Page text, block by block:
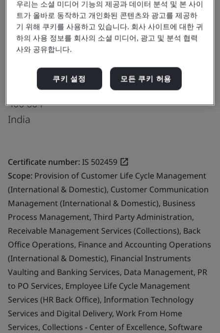
Digitide Solutions Limited
Kalpatru Prime,
Unit No-2, 1st Floor,
Plot No D-3, Road No - 16,
MIDC Wagle Industrial Estate,
Thane (West)
400 604
India
Certificate number:IS 502459
Scope: Provision of Customer Life Cycle Management
(International & Domestic), Customer Communication
Management (International & Domestic), Business
Process Management, Third Party Administration,
Receivable Management Services (Collections), Back
Office Operations, Finance and Accounting Operations
(International & Domestic), Financial Instruments
Vaulting and Banking Services, Data Management, PR
to PO Services, Employee Life Cycle Management
Services (HR Back Office), Information Technology
Services and Digital Delivery, Work From Home
Services, Collections - Center of Excellence, Software
우리는 소셜 미디어 기능의 제공과 데이터 분석 및 본 사이
트가 올바로 동작하고 개인화된 콘텐츠와 광고를 제공하
기 위해 쿠키를 사용하고 있습니다. 회사 사이트에 대한 귀
하의 사용 정보를 회사의 소셜 미디어, 광고 및 분석 협력
사와 공유합니다.
쿠키 설정 모든 쿠키 허용